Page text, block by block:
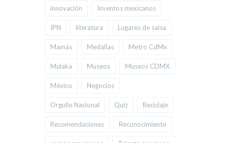
innovación Inventos mexicanos
IPN literatura Lugares de salsa
Mamás Medallas Metro CdMx
Mulaka Museos Museos CDMX
México Negocios
Orgullo Nacional Quiz Reciclaje
Recomendaciones Reconocimiento